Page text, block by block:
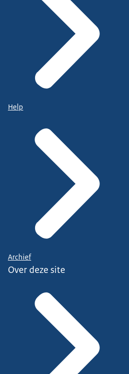
Help
Archief
Over deze site